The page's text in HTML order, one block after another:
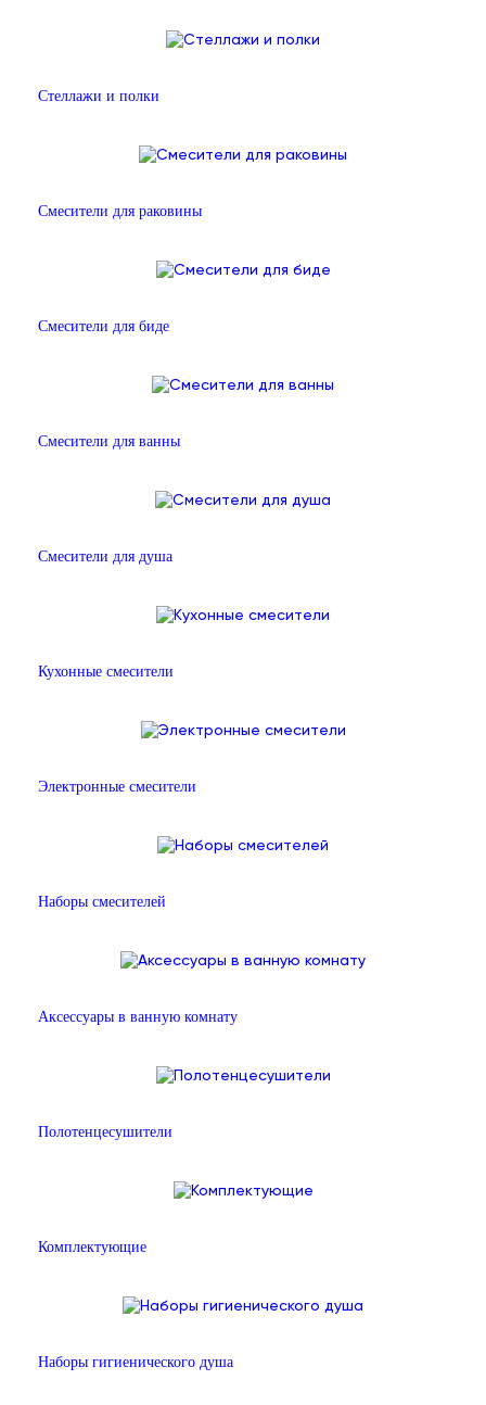
Стеллажи и полки
Смесители для раковины
Смесители для биде
Смесители для ванны
Смесители для душа
Кухонные смесители
Электронные смесители
Наборы смесителей
Аксессуары в ванную комнату
Полотенцесушители
Комплектующие
Наборы гигиенического душа